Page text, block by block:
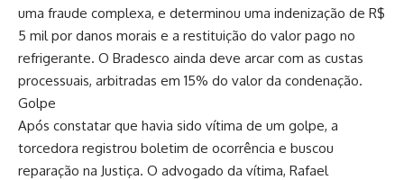
uma fraude complexa, e determinou uma indenização de R$
5 mil por danos morais e a restituição do valor pago no
refrigerante. O Bradesco ainda deve arcar com as custas
processuais, arbitradas em 15% do valor da condenação.
Golpe
Após constatar que havia sido vítima de um golpe, a
torcedora registrou boletim de ocorrência e buscou
reparação na Justiça. O advogado da vítima, Rafael